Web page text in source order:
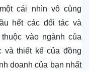
cái nhìn vô cùng
hết các đối tác và
vào ngành của
và thiết kế của đồng
doanh của bạn nhất